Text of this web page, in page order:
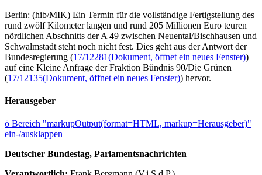
Berlin: (hib/MIK) Ein Termin für die vollständige Fertigstellung des
rund zwölf Kilometer langen und rund 205 Millionen Euro teuren
nördlichen Abschnitts der A 49 zwischen Neuental/Bischhausen und
Schwalmstadt steht noch nicht fest. Dies geht aus der Antwort der
Bundesregierung (17/12281(Dokument, öffnet ein neues Fenster))
auf eine Kleine Anfrage der Fraktion Bündnis 90/Die Grünen
(17/12135(Dokument, öffnet ein neues Fenster)) hervor.
Herausgeber
ö Bereich "markupOutput(format=HTML, markup=Herausgeber)"
ein-/ausklappen
Deutscher Bundestag, Parlamentsnachrichten